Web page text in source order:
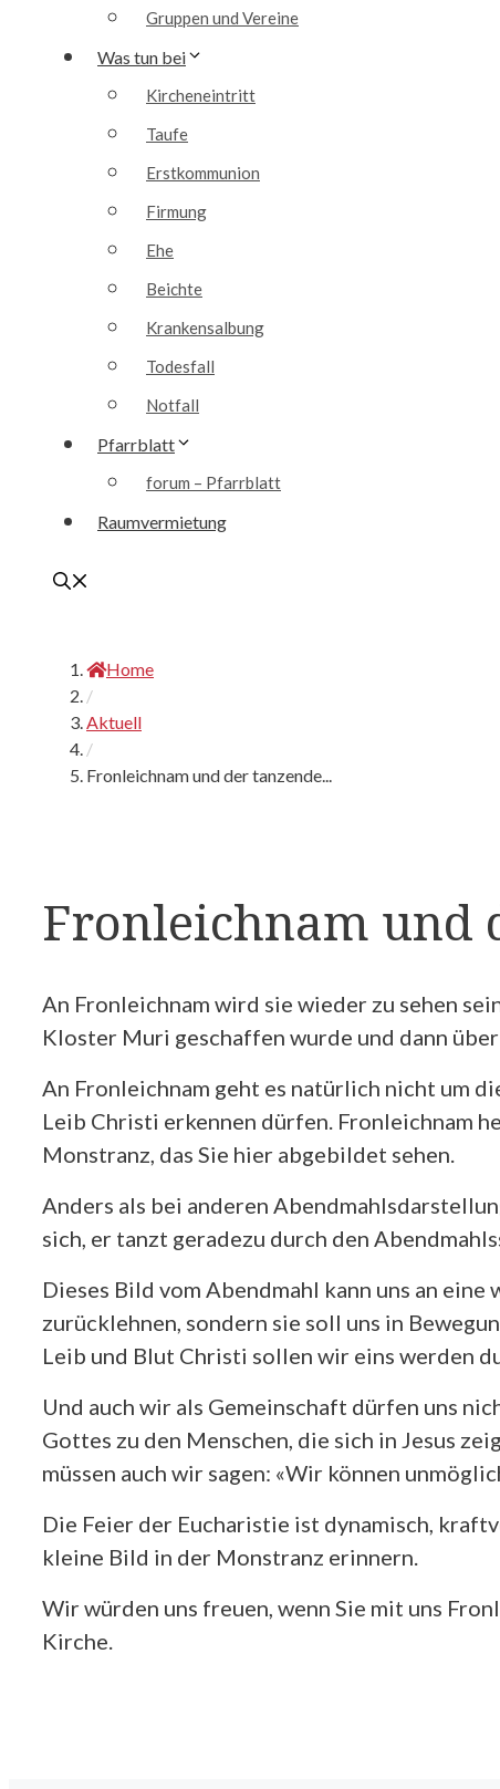
Gruppen und Vereine
Was tun bei
Kircheneintritt
Taufe
Erstkommunion
Firmung
Ehe
Beichte
Krankensalbung
Todesfall
Notfall
Pfarrblatt
forum – Pfarrblatt
Raumvermietung
Home
/
Aktuell
/
Fronleichnam und der tanzende...
Fronleichnam und
An Fronleichnam wird sie wieder zu sehen
Kloster Muri geschaffen wurde und dann
An Fronleichnam geht es natürlich nicht um
Leib Christi erkennen dürfen. Fronleichnam
Monstranz, das Sie hier abgebildet sehen.
Anders als bei anderen
sich, er tanzt geradezu durch den
Dieses Bild vom Abendmahl kann uns an
zurücklehnen, sondern sie soll uns in
Leib und Blut Christi sollen wir eins werden
Und auch wir als Gemeinschaft dürfen uns
Gottes zu den Menschen, die sich in Jesus
müssen auch wir sagen: «Wir können
Die Feier der Eucharistie ist dynamisch,
kleine Bild in der Monstranz erinnern.
Wir würden uns freuen, wenn Sie mit uns
Kirche.